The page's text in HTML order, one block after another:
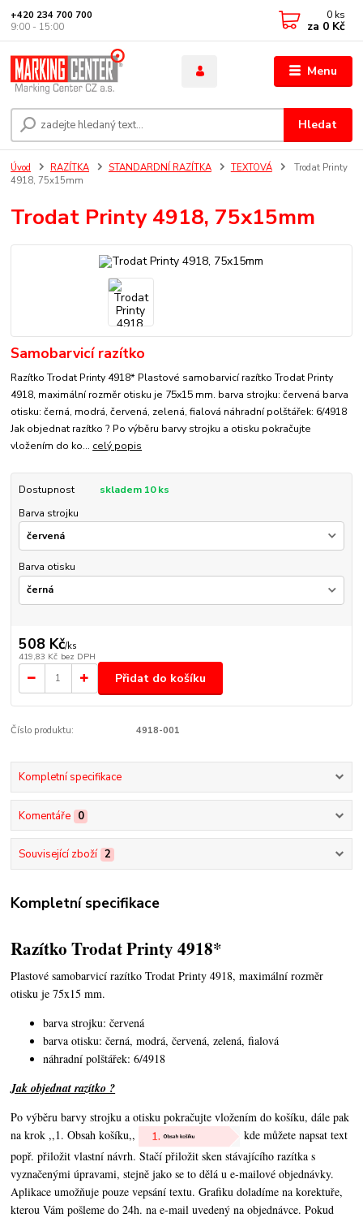
Menu
Hledat
+420 234 700 700
9:00 - 15:00
0 ks
za 0 Kč
Úvod RAZÍTKA STANDARDNÍ RAZÍTKA TEXTOVÁ
Trodat Printy
4918, 75x15mm
Trodat Printy 4918, 75x15mm
Samobarvicí razítko
Razítko Trodat Printy 4918* Plastové samobarvicí razítko Trodat Printy
4918, maximální rozměr otisku je 75x15 mm. barva strojku: červená barva
otisku: černá, modrá, červená, zelená, fialová náhradní polštářek: 6/4918
Jak objednat razítko ? Po výběru barvy strojku a otisku pokračujte
vložením do ko... celý popis
Dostupnost
skladem 10 ks
Barva strojku
Barva otisku
508 Kč/ks
419,83 Kč bez DPH
Přidat do košíku
Číslo produktu: 4918-001
Kompletní specifikace
Komentáře 0
Související zboží 2
Kompletní specifikace
Razítko Trodat Printy 4918*
Plastové samobarvicí razítko Trodat Printy 4918,maximální rozměr
otisku je 75x15 mm.
barva strojku: červená
barva otisku: černá, modrá, červená, zelená, fialová
náhradní polštářek: 6/4918
Jak objednat razítko ?
Po výběru barvy strojku a otisku pokračujte vložením do košíku, dále pak
na krok ,,1. Obsah košíku,,
kde můžete napsat text
popř. přiložit vlastní návrh. Stačí přiložit sken stávajícího razítka s
vyznačenými úpravami, stejně jako se to dělá u e-mailové objednávky.
Aplikace umožňuje pouze vepsání textu. Grafiku doladíme na korektuře,
kterou Vám pošleme do 24h. na e-mail uvedený na objednávce. Pokud